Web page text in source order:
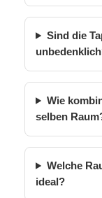
Sind die
Wie
selben
Welche
ideal?